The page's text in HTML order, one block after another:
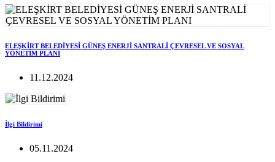
ELEŞKİRT BELEDİYESİ GÜNEŞ ENERJİ SANTRALİ ÇEVRESEL VE SOSYAL
YÖNETİM PLANI
11.12.2024
İlgi Bildirimi
05.11.2024